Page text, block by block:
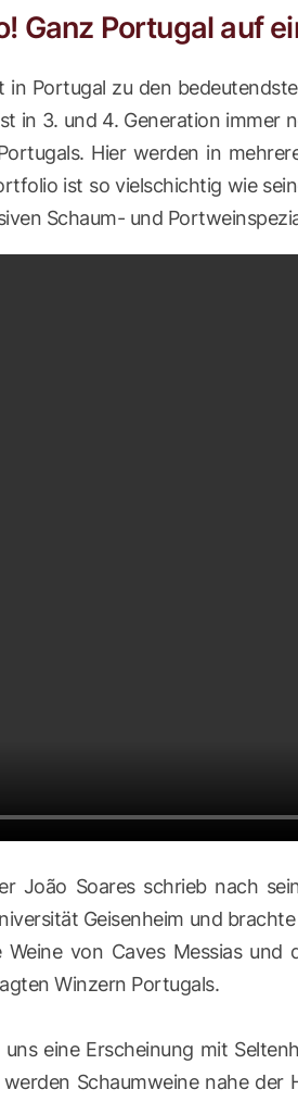
Ganz Portugal auf
in Portugal zu den
in 3. und 4. Generation immer
Hier werden in
ist so vielschichtig wie
Schaum- und
João Soares schrieb nach
Geisenheim und
von Caves Messias
Winzern Portugals.
eine Erscheinung mit
Schaumweine nahe